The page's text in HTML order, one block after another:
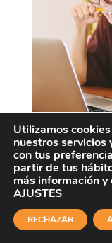
Cómo
Somos
nos
Utilizamos
nuestros
con tus
partir de tus
más información
AJUSTES
RECHAZAR